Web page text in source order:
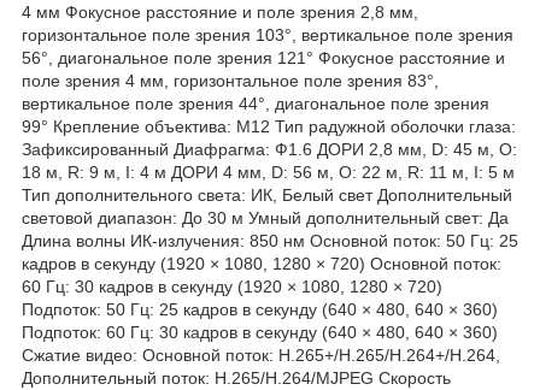
4 мм Фокусное расстояние и поле зрения 2,8 мм,
горизонтальное поле зрения 103°, вертикальное поле зрения
56°, диагональное поле зрения 121° Фокусное расстояние и
поле зрения 4 мм, горизонтальное поле зрения 83°,
вертикальное поле зрения 44°, диагональное поле зрения
99° Крепление объектива: М12 Тип радужной оболочки глаза:
Зафиксированный Диафрагма: Ф1.6 ДОРИ 2,8 мм, D: 45 м, O:
18 м, R: 9 м, I: 4 м ДОРИ 4 мм, D: 56 м, O: 22 м, R: 11 м, I: 5 м
Тип дополнительного света: ИК, Белый свет Дополнительный
световой диапазон: До 30 м Умный дополнительный свет: Да
Длина волны ИК-излучения: 850 нм Основной поток: 50 Гц: 25
кадров в секунду (1920 × 1080, 1280 × 720) Основной поток:
60 Гц: 30 кадров в секунду (1920 × 1080, 1280 × 720)
Подпоток: 50 Гц: 25 кадров в секунду (640 × 480, 640 × 360)
Подпоток: 60 Гц: 30 кадров в секунду (640 × 480, 640 × 360)
Сжатие видео: Основной поток: H.265+/H.265/H.264+/H.264,
Дополнительный поток: H.265/H.264/MJPEG Скорость